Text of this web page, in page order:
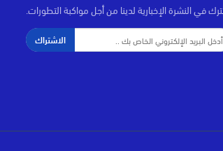
في النشرة الإخبارية لدينا من أجل مواكبة التطورات.
الاشتراك